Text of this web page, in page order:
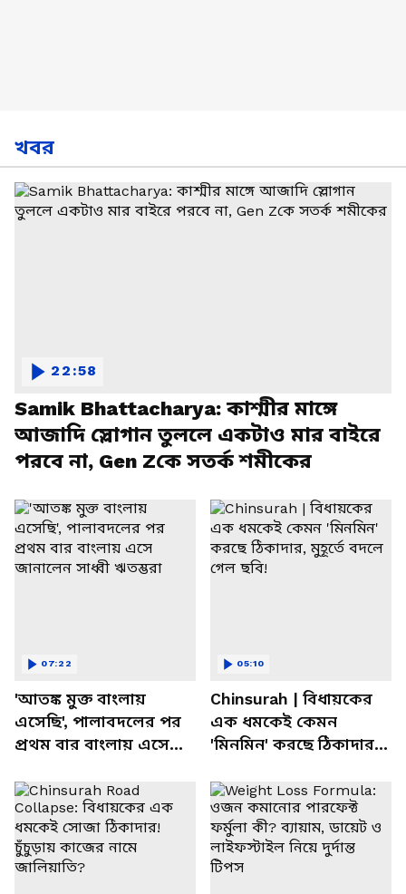
খবর
Samik Bhattacharya: কাশ্মীর মাঙ্গে
আজাদি স্লোগান তুললে একটাও মার বাইরে
পরবে না, Gen Zকে সতর্ক শমীকের
22:58
'আতঙ্ক মুক্ত বাংলায়
এসেছি', পালাবদলের পর
প্রথম বার বাংলায় এসে
07:22
Chinsurah | বিধায়কের
এক ধমকেই কেমন
'মিনমিন' করছে ঠিকাদার,
05:10